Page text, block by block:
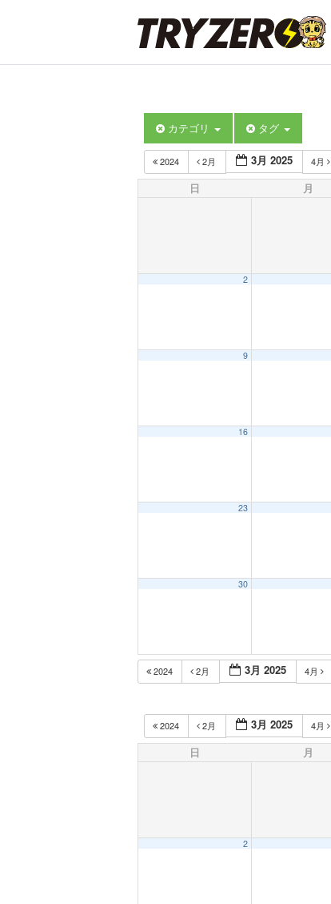
カテゴリ タグ
2024 2月 3月 2025 4月
日 月
2
9
16
23
30
2024 2月 3月 2025 4月
2024 2月 3月 2025 4月
日 月
2